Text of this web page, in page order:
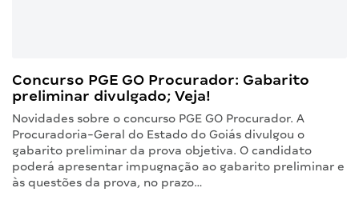
Concurso PGE GO Procurador: Gabarito
preliminar divulgado; Veja!
Novidades sobre o concurso PGE GO Procurador. A
Procuradoria-Geral do Estado do Goiás divulgou o
gabarito preliminar da prova objetiva. O candidato
poderá apresentar impugnação ao gabarito preliminar e
às questões da prova, no prazo…